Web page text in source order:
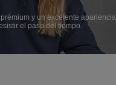
y un excelente apariencia.
el paso del tiempo.